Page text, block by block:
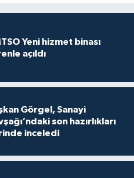
Yeni hizmet binası
açıldı
Görgel, Sanayi
son hazırlıkları
inceledi